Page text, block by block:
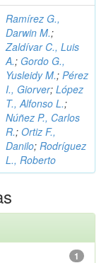
Ramírez G.,
Darwin M.;
Zaldívar C., Luis
A.; Gordo G.,
Yusleidy M.; Pérez
I., Giorver; López
T., Alfonso L.;
Núñez P., Carlos
R.; Ortiz F.,
Danilo; Rodríguez
L., Roberto
1